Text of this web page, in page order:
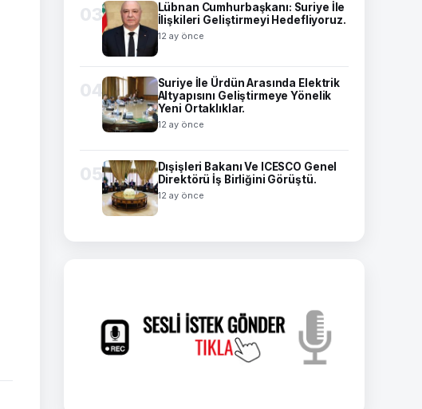
03
Lübnan Cumhurbaşkanı: Suriye İle
İlişkileri Geliştirmeyi Hedefliyoruz.
12 ay önce
04
Suriye İle Ürdün Arasında Elektrik
Altyapısını Geliştirmeye Yönelik
Yeni Ortaklıklar.
12 ay önce
05
Dışişleri Bakanı Ve ICESCO Genel
Direktörü İş Birliğini Görüştü.
12 ay önce